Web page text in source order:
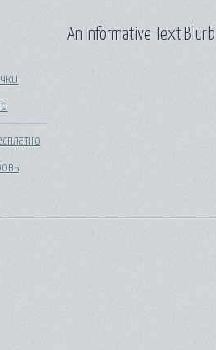
An Informative Text Blurb